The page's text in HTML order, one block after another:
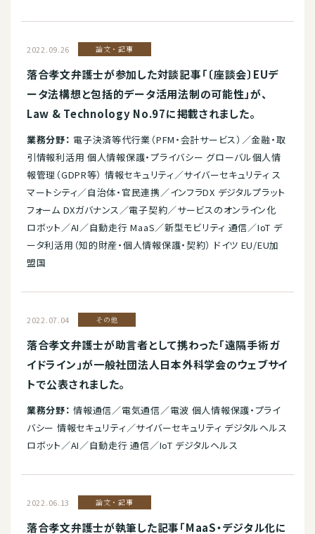
2022.09.26 論文・記事
落合孝文弁護士が参加した対談記事「〔座談会〕EUデ
ータ法構想と包括的データ活用法制の可能性」が、
Law & Technology No.97に掲載されました。
業務分野： 電子決済等代行業（PFM・会計サービス）／金融・取
引情報利活用 個人情報保護・プライバシー グローバル個人情
報管理（GDPR等） 情報セキュリティ／サイバーセキュリティ ス
マートシティ／自治体・官民連携／インフラDX デジタルプラット
フォーム DXガバナンス／電子契約／サービスのオンライン化
ロボット／AI／自動走行 MaaS／新型モビリティ 通信／IoT デ
ータ利活用（知的財産・個人情報保護・契約） ドイツ EU/EU加
盟国
2022.07.04 その他
落合孝文弁護士が助言者として携わった「遠隔手術ガ
イドライン」が一般社団法人日本外科学会のウェブサイ
トで公表されました。
業務分野： 情報通信／電気通信／電波 個人情報保護・プライ
バシー 情報セキュリティ／サイバーセキュリティ デジタルヘルス
ロボット／AI／自動走行 通信／IoT デジタルヘルス
2022.06.13 論文・記事
落合孝文弁護士が執筆した記事「MaaS・デジタル化に